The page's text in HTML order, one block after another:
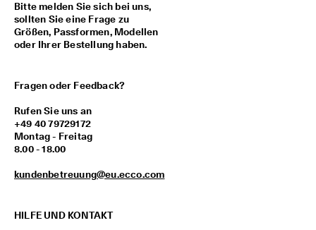
Bitte melden Sie sich bei uns,
sollten Sie eine Frage zu
Größen, Passformen, Modellen
oder Ihrer Bestellung haben.
Fragen oder Feedback?
Rufen Sie uns an
+49 40 79729172
Montag - Freitag
8.00 - 18.00
kundenbetreuung@eu.ecco.com
HILFE UND KONTAKT